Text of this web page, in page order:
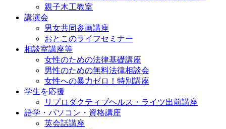
親子木工教室
講演会
男女共同参画講座
おとこのライフセミナー
相談室講座等
女性のための法律基礎講座
男性のための無料法律相談会
女性への暴力ゼロ！特別講座
学生を応援
リプロダクティブヘルス・ライツ出前講座
語学・パソコン・資格講座
英会話講座